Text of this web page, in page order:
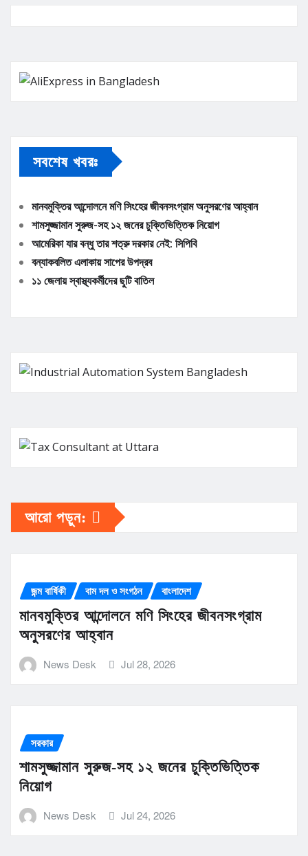
সবশেষ খবরঃ
মানবমুক্তির আন্দোলনে মণি সিংহের জীবনসংগ্রাম অনুসরণের আহ্বান
শামসুজ্জামান সুরুজ-সহ ১২ জনের চুক্তিভিত্তিক নিয়োগ
আমেরিকা যার বন্ধু তার শত্রু দরকার নেই: সিপিবি
বন্যাকবলিত এলাকায় সাপের উপদ্রব
১১ জেলায় স্বাস্থ্যকর্মীদের ছুটি বাতিল
আরো পড়ুন:
জন্ম বার্ষিকী বাম দল ও সংগঠন বাংলাদেশ
মানবমুক্তির আন্দোলনে মণি সিংহের জীবনসংগ্রাম
অনুসরণের আহ্বান
News Desk Jul 28, 2026
সরকার
শামসুজ্জামান সুরুজ-সহ ১২ জনের চুক্তিভিত্তিক
নিয়োগ
News Desk Jul 24, 2026